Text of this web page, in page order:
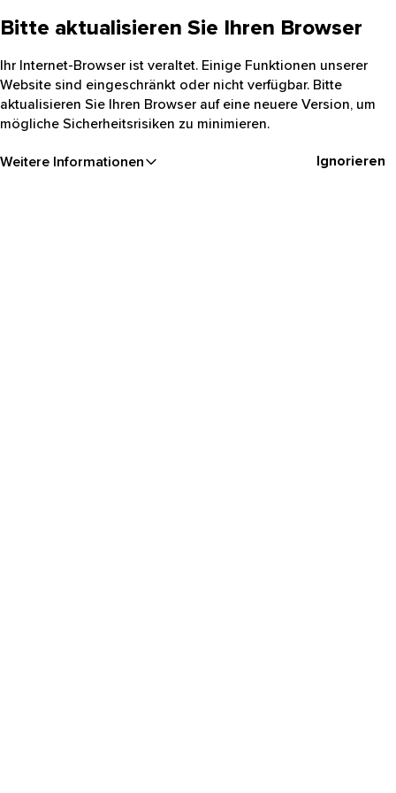
Bitte aktualisieren Sie Ihren Browser
Ihr Internet-Browser ist veraltet. Einige Funktionen unserer
Website sind eingeschränkt oder nicht verfügbar. Bitte
aktualisieren Sie Ihren Browser auf eine neuere Version, um
mögliche Sicherheitsrisiken zu minimieren.
Weitere Informationen Ignorieren